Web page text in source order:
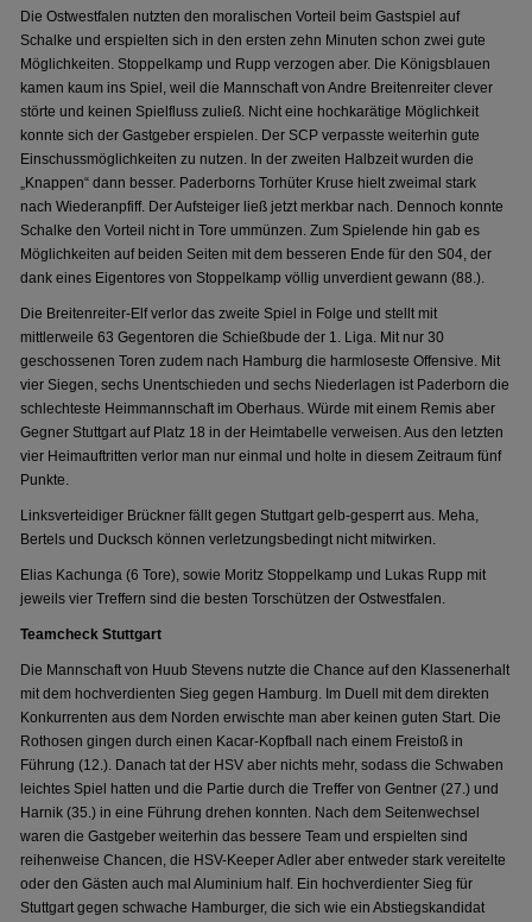
Die Ostwestfalen nutzten den moralischen Vorteil beim Gastspiel auf
Schalke und erspielten sich in den ersten zehn Minuten schon zwei gute
Möglichkeiten. Stoppelkamp und Rupp verzogen aber. Die Königsblauen
kamen kaum ins Spiel, weil die Mannschaft von Andre Breitenreiter clever
störte und keinen Spielfluss zuließ. Nicht eine hochkarätige Möglichkeit
konnte sich der Gastgeber erspielen. Der SCP verpasste weiterhin gute
Einschussmöglichkeiten zu nutzen. In der zweiten Halbzeit wurden die
„Knappen“ dann besser. Paderborns Torhüter Kruse hielt zweimal stark
nach Wiederanpfiff. Der Aufsteiger ließ jetzt merkbar nach. Dennoch konnte
Schalke den Vorteil nicht in Tore ummünzen. Zum Spielende hin gab es
Möglichkeiten auf beiden Seiten mit dem besseren Ende für den S04, der
dank eines Eigentores von Stoppelkamp völlig unverdient gewann (88.).
Die Breitenreiter-Elf verlor das zweite Spiel in Folge und stellt mit
mittlerweile 63 Gegentoren die Schießbude der 1. Liga. Mit nur 30
geschossenen Toren zudem nach Hamburg die harmloseste Offensive. Mit
vier Siegen, sechs Unentschieden und sechs Niederlagen ist Paderborn die
schlechteste Heimmannschaft im Oberhaus. Würde mit einem Remis aber
Gegner Stuttgart auf Platz 18 in der Heimtabelle verweisen. Aus den letzten
vier Heimauftritten verlor man nur einmal und holte in diesem Zeitraum fünf
Punkte.
Linksverteidiger Brückner fällt gegen Stuttgart gelb-gesperrt aus. Meha,
Bertels und Ducksch können verletzungsbedingt nicht mitwirken.
Elias Kachunga (6 Tore), sowie Moritz Stoppelkamp und Lukas Rupp mit
jeweils vier Treffern sind die besten Torschützen der Ostwestfalen.
Teamcheck Stuttgart
Die Mannschaft von Huub Stevens nutzte die Chance auf den Klassenerhalt
mit dem hochverdienten Sieg gegen Hamburg. Im Duell mit dem direkten
Konkurrenten aus dem Norden erwischte man aber keinen guten Start. Die
Rothosen gingen durch einen Kacar-Kopfball nach einem Freistoß in
Führung (12.). Danach tat der HSV aber nichts mehr, sodass die Schwaben
leichtes Spiel hatten und die Partie durch die Treffer von Gentner (27.) und
Harnik (35.) in eine Führung drehen konnten. Nach dem Seitenwechsel
waren die Gastgeber weiterhin das bessere Team und erspielten sind
reihenweise Chancen, die HSV-Keeper Adler aber entweder stark vereitelte
oder den Gästen auch mal Aluminium half. Ein hochverdienter Sieg für
Stuttgart gegen schwache Hamburger, die sich wie ein Abstiegskandidat